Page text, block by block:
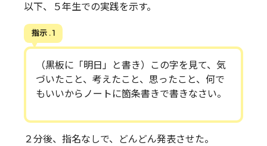
以下、５年生での実践を示す。
指示 . 1
（黒板に「明日」と書き）この字を見て、気
づいたこと、考えたこと、思ったこと、何で
もいいからノートに箇条書きで書きなさい。
２分後、指名なしで、どんどん発表させた。